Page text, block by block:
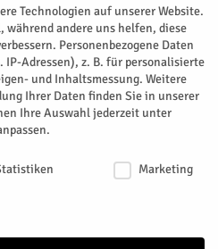
Technologien auf unserer Website.
während andere uns helfen, diese
Personenbezogene Daten
IP-Adressen), z. B. für personalisierte
und Inhaltsmessung. Weitere
Ihrer Daten finden Sie in unserer
Ihre Auswahl jederzeit unter
Marketing